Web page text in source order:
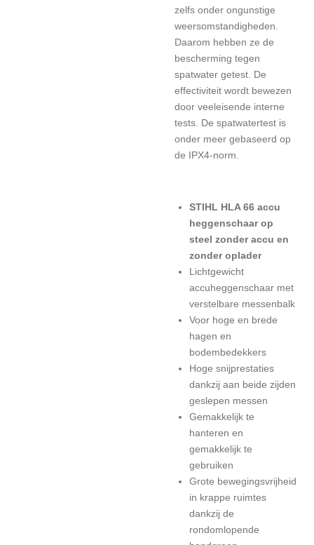
zelfs onder ongunstige
weersomstandigheden.
Daarom hebben ze de
bescherming tegen
spatwater getest. De
effectiviteit wordt bewezen
door veeleisende interne
tests. De spatwatertest is
onder meer gebaseerd op
de IPX4-norm.
STIHL HLA 66 accu
heggenschaar op
steel zonder accu en
zonder oplader
Lichtgewicht
accuheggenschaar met
verstelbare messenbalk
Voor hoge en brede
hagen en
bodembedekkers
Hoge snijprestaties
dankzij aan beide zijden
geslepen messen
Gemakkelijk te
hanteren en
gemakkelijk te
gebruiken
Grote bewegingsvrijheid
in krappe ruimtes
dankzij de
rondomlopende